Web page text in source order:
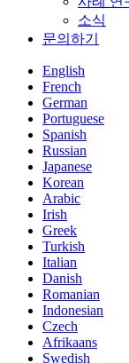
소식
문의하기
English
French
German
Portuguese
Spanish
Russian
Japanese
Korean
Arabic
Irish
Greek
Turkish
Italian
Danish
Romanian
Indonesian
Czech
Afrikaans
Swedish